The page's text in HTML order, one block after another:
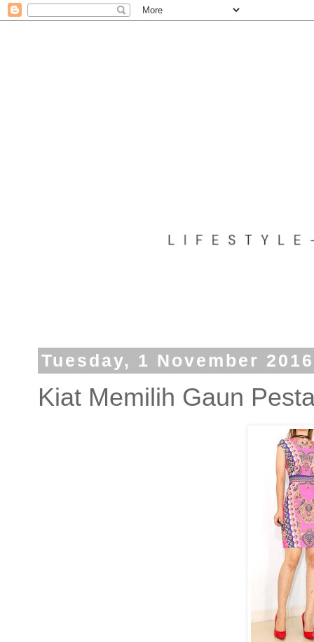
Tuesday, 1 November 2016
Kiat Memilih Gaun